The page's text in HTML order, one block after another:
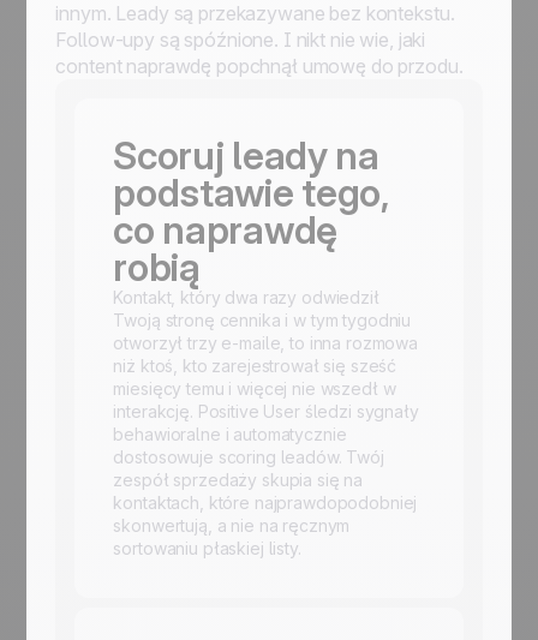
innym. Leady są przekazywane bez kontekstu.
Follow-upy są spóźnione. I nikt nie wie, jaki
content naprawdę popchnął umowę do przodu.
Scoruj leady na
podstawie tego,
co naprawdę
robią
Kontakt, który dwa razy odwiedził
Twoją stronę cennika i w tym tygodniu
otworzył trzy e-maile, to inna rozmowa
niż ktoś, kto zarejestrował się sześć
miesięcy temu i więcej nie wszedł w
interakcję. Positive User śledzi sygnały
behawioralne i automatycznie
dostosowuje scoring leadów. Twój
zespół sprzedaży skupia się na
kontaktach, które najprawdopodobniej
skonwertują, a nie na ręcznym
sortowaniu płaskiej listy.